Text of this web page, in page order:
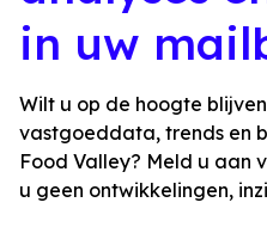
in uw
Wilt u op de hoogte
vastgoeddata, trends en
Food Valley? Meld u aan
u geen ontwikkelingen,